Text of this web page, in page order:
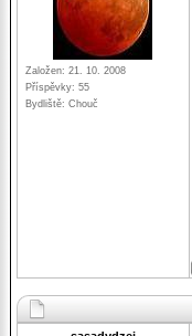
Založen: 21. 10. 2008
Příspěvky: 55
Bydliště: Chouč